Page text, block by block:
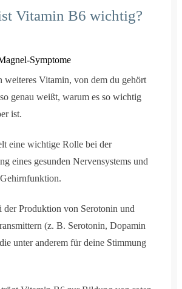
Vitamin B6 wichtig?
Vitamin, von dem du gehört
genau weißt, warum es so wichtig
ist.
eine wichtige Rolle bei der
eines gesunden Nervensystems und
der Produktion von Serotonin und
(z. B. Serotonin, Dopamin
unter anderem für deine Stimmung